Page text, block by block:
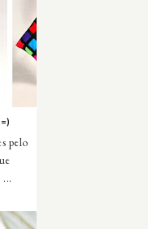
pelo